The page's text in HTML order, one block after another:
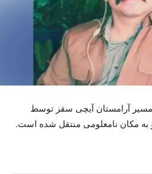
مسیر آرامستان آیچی سقز توسط
بە مکان نامعلومی منتقل شدە است.